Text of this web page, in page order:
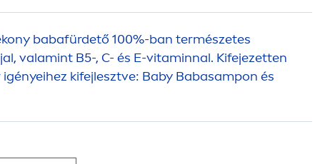
babafürdető 100%-ban természetes
valamint B5-, C- és E-vitaminnal. Kifejezetten
kifejlesztve: Baby Babasampon és